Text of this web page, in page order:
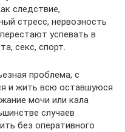
следствие,
стресс, нервозность
успевать в
секс, спорт.
проблема, с
и жить всю оставшуюся
мочи или кала
случаев
без оперативного